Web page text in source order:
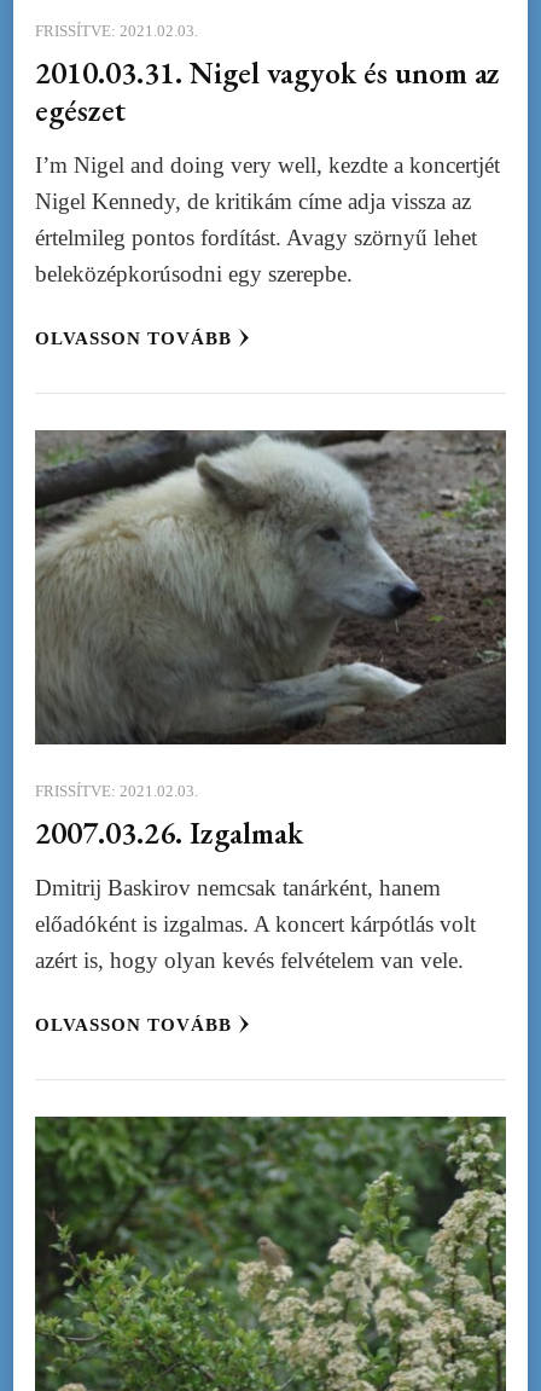
FRISSÍTVE: 2021.02.03.
2010.03.31. Nigel vagyok és unom az
egészet
I’m Nigel and doing very well, kezdte a koncertjét
Nigel Kennedy, de kritikám címe adja vissza az
értelmileg pontos fordítást. Avagy szörnyű lehet
beleközépkorúsodni egy szerepbe.
OLVASSON TOVÁBB
FRISSÍTVE: 2021.02.03.
2007.03.26. Izgalmak
Dmitrij Baskirov nemcsak tanárként, hanem
előadóként is izgalmas. A koncert kárpótlás volt
azért is, hogy olyan kevés felvételem van vele.
OLVASSON TOVÁBB